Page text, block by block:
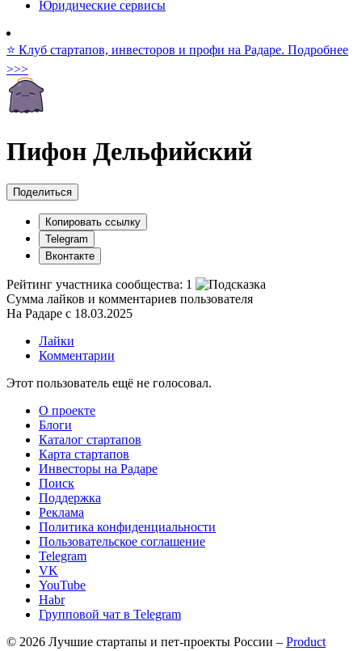
Юридические сервисы
⭐️ Клуб стартапов, инвесторов и профи на Радаре. Подробнее
>>>
Пифон Дельфийский
Поделиться
Копировать ссылку
Telegram
Вконтакте
Рейтинг участника сообщества: 1
Сумма лайков и комментариев пользователя
На Радаре с 18.03.2025
Лайки
Комментарии
Этот пользователь ещё не голосовал.
О проекте
Блоги
Каталог стартапов
Карта стартапов
Инвесторы на Радаре
Поиск
Поддержка
Реклама
Политика конфиденциальности
Пользовательское соглашение
Telegram
VK
YouTube
Habr
Групповой чат в Telegram
© 2026 Лучшие стартапы и пет-проекты России – Product